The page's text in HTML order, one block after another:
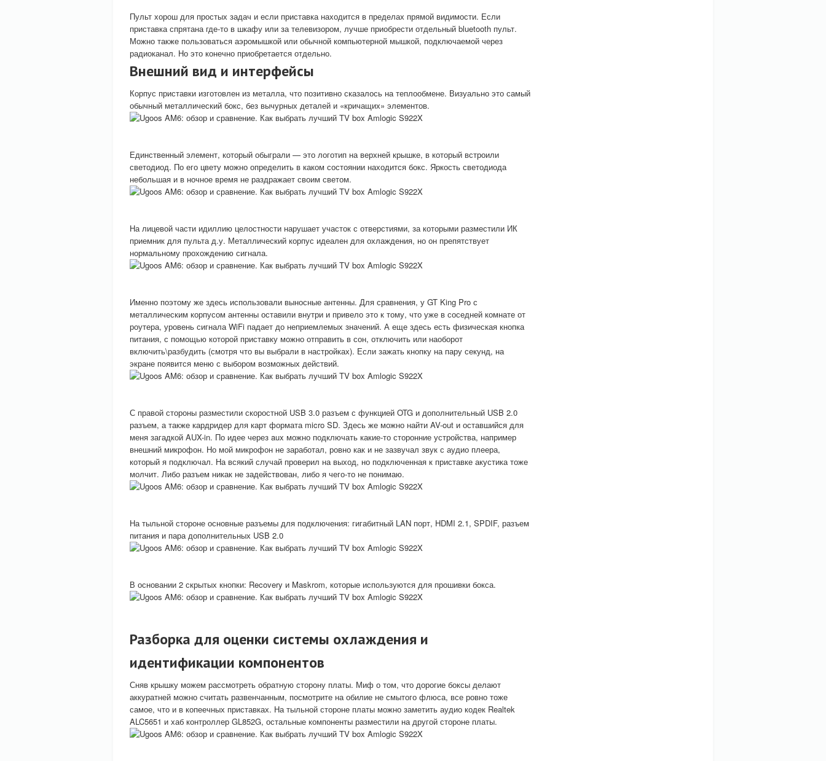
Пульт хорош для простых задач и если приставка находится в пределах прямой видимости. Если
приставка спрятана где-то в шкафу или за телевизором, лучше приобрести отдельный bluetooth пульт.
Можно также пользоваться аэромышкой или обычной компьютерной мышкой, подключаемой через
радиоканал. Но это конечно приобретается отдельно.
Внешний вид и интерфейсы
Корпус приставки изготовлен из металла, что позитивно сказалось на теплообмене. Визуально это самый
обычный металлический бокс, без вычурных деталей и «кричащих» элементов.
Единственный элемент, который обыграли — это логотип на верхней крышке, в который встроили
светодиод. По его цвету можно определить в каком состоянии находится бокс. Яркость светодиода
небольшая и в ночное время не раздражает своим светом.
На лицевой части идиллию целостности нарушает участок с отверстиями, за которыми разместили ИК
приемник для пульта д.у. Металлический корпус идеален для охлаждения, но он препятствует
нормальному прохождению сигнала.
Именно поэтому же здесь использовали выносные антенны. Для сравнения, у GT King Pro с
металлическим корпусом антенны оставили внутри и привело это к тому, что уже в соседней комнате от
роутера, уровень сигнала WiFi падает до неприемлемых значений. А еще здесь есть физическая кнопка
питания, с помощью которой приставку можно отправить в сон, отключить или наоборот
включить\разбудить (смотря что вы выбрали в настройках). Если зажать кнопку на пару секунд, на
экране появится меню с выбором возможных действий.
С правой стороны разместили скоростной USB 3.0 разъем с функцией OTG и дополнительный USB 2.0
разъем, а также кардридер для карт формата micro SD. Здесь же можно найти AV-out и оставшийся для
меня загадкой AUX-in. По идее через aux можно подключать какие-то сторонние устройства, например
внешний микрофон. Но мой микрофон не заработал, ровно как и не зазвучал звук с аудио плеера,
который я подключал. На всякий случай проверил на выход, но подключенная к приставке акустика тоже
молчит. Либо разъем никак не задействован, либо я чего-то не понимаю.
На тыльной стороне основные разъемы для подключения: гигабитный LAN порт, HDMI 2.1, SPDIF, разъем
питания и пара дополнительных USB 2.0
В основании 2 скрытых кнопки: Recovery и Maskrom, которые используются для прошивки бокса.
Разборка для оценки системы охлаждения и
идентификации компонентов
Сняв крышку можем рассмотреть обратную сторону платы. Миф о том, что дорогие боксы делают
аккуратней можно считать развенчанным, посмотрите на обилие не смытого флюса, все ровно тоже
самое, что и в копеечных приставках. На тыльной стороне платы можно заметить аудио кодек Realtek
ALC5651 и хаб контроллер GL852G, остальные компоненты разместили на другой стороне платы.